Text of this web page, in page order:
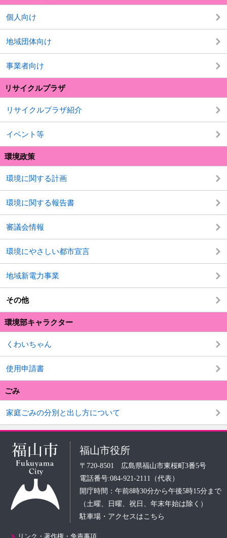
個人向け
地域団体向け
事業者向け
リサイクルプラザ
リサイクルプラザ紹介
イベント等
環境政策
環境に関する計画
環境に関する報告書
審議会情報
環境にやさしい都市宣言
地域新電力事業
その他
環境部キャラクター
くわいちゃん
使用申請書
ごみ
家庭ごみの分別と出し方について
福山市役所
〒720-8501 広島県福山市東桜町3番5号
電話番号:084-921-2111（代表）
開庁時間：午前8時30分から午後5時15分まで
（土曜、日曜、祝日、年末年始は除く）
駐車場・アクセスはこちら
リンク・著作権・免責事項